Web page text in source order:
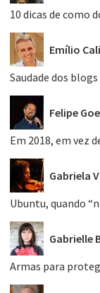
10 dicas de como
Emílio
Saudade dos blogs
Felipe
Em 2018, em vez
Gabriela
Ubuntu, quando
Gabrielle
Armas para